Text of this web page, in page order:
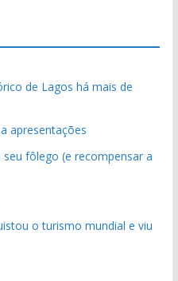
de Lagos há mais de
apresentações
fôlego (e recompensar a
o turismo mundial e viu